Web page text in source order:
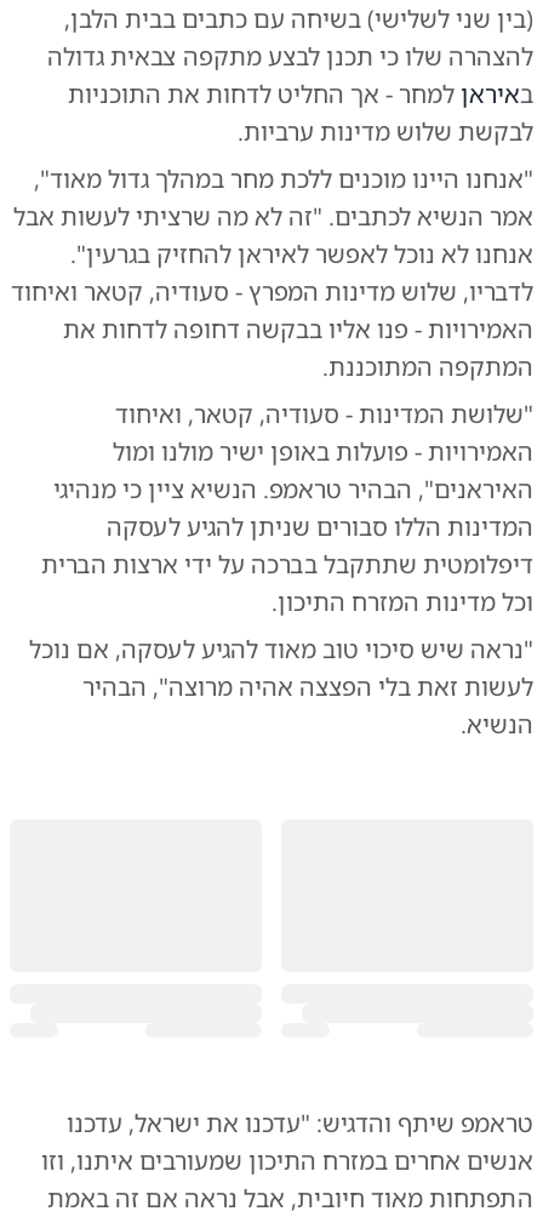
(בין שני לשלישי) בשיחה עם כתבים בבית הלבן,
להצהרה שלו כי תכנן לבצע מתקפה צבאית גדולה
באיראן למחר - אך החליט לדחות את התוכניות
לבקשת שלוש מדינות ערביות.
"אנחנו היינו מוכנים ללכת מחר במהלך גדול מאוד",
אמר הנשיא לכתבים. "זה לא מה שרציתי לעשות אבל
אנחנו לא נוכל לאפשר לאיראן להחזיק בגרעין".
לדבריו, שלוש מדינות המפרץ - סעודיה, קטאר ואיחוד
האמירויות - פנו אליו בבקשה דחופה לדחות את
המתקפה המתוכננת.
"שלושת המדינות - סעודיה, קטאר, ואיחוד
האמירויות - פועלות באופן ישיר מולנו ומול
האיראנים", הבהיר טראמפ. הנשיא ציין כי מנהיגי
המדינות הללו סבורים שניתן להגיע לעסקה
דיפלומטית שתתקבל בברכה על ידי ארצות הברית
וכל מדינות המזרח התיכון.
"נראה שיש סיכוי טוב מאוד להגיע לעסקה, אם נוכל
לעשות זאת בלי הפצצה אהיה מרוצה", הבהיר
הנשיא.
טראמפ שיתף והדגיש: "עדכנו את ישראל, עדכנו
אנשים אחרים במזרח התיכון שמעורבים איתנו, וזו
התפתחות מאוד חיובית, אבל נראה אם זה באמת